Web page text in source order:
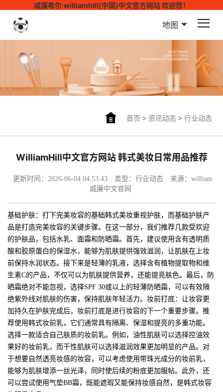
威廉希尔·williamhill(中国)中文官方网站 欢迎您！
地图
首页 > 资讯动态> 行业动态
WilliamHill中文官方网站 韩式美妆日常用品推荐
更新时间：2026-06-04 04:53:43 类型：行业动态
来源：william
威廉中文官网
基础护肤：打下完美妆容的基础韩式美妆重视护肤，而基础护肤产
品是打造完美妆容的关键步骤。在这一部分，我们推荐几款受欢迎
的护肤品，包括水乳、面霜和防晒霜。首先，建议使用含有透明质
酸和胶原蛋白的保湿水，能够为肌肤提供强效滋润，让肌肤在上妆
前保持水润状态。接下来是轻薄的乳液，选择含有植物提取物和维
生素C的产品，不仅可以为肌肤提供营养，还能提亮肤色。最后，防
晒霜绝对不能忽视，选择SPF 30或以上的轻薄防晒霜，可以有效隔
绝紫外线对肌肤的伤害，保持肌肤年轻活力。妆前打底：让妆容更
加持久在护肤完成后，妆前打底是进行妆容的下一个重要步骤。推
荐使用韩式妆前乳，它们通常具有隔离、保湿和提亮的多重功能。
选择一款适合自己肤质的妆前乳。例如，油性肌肤可以选择控油效
果好的妆前乳，而干性肌肤可以选择滋润效果更加明显的产品。对
于想要自然透亮妆感的妆容，可以考虑使用带珠光成分的妆前乳，
能够为肌肤增添一丝光泽，同时使后续的粉底更加服帖。此外，还
可以尝试使用气垫BB霜，既能遮瑕又能保持妆感自然，是韩式妆容